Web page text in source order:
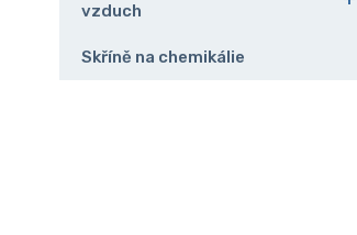
vzduch
Skříně na chemikálie